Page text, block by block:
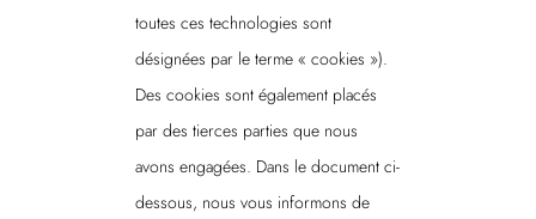
toutes ces technologies sont
désignées par le terme « cookies »).
Des cookies sont également placés
par des tierces parties que nous
avons engagées. Dans le document ci-
dessous, nous vous informons de